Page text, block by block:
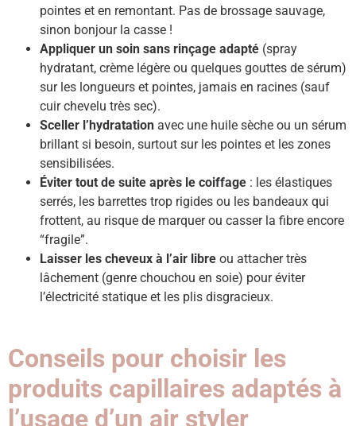
pointes et en remontant. Pas de brossage sauvage,
sinon bonjour la casse !
Appliquer un soin sans rinçage adapté (spray
hydratant, crème légère ou quelques gouttes de sérum)
sur les longueurs et pointes, jamais en racines (sauf
cuir chevelu très sec).
Sceller l’hydratation avec une huile sèche ou un sérum
brillant si besoin, surtout sur les pointes et les zones
sensibilisées.
Éviter tout de suite après le coiffage : les élastiques
serrés, les barrettes trop rigides ou les bandeaux qui
frottent, au risque de marquer ou casser la fibre encore
“fragile”.
Laisser les cheveux à l’air libre ou attacher très
lâchement (genre chouchou en soie) pour éviter
l’électricité statique et les plis disgracieux.
Conseils pour choisir les
produits capillaires adaptés à
l’usage d’un air styler